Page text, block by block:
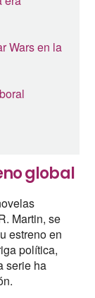
Wars en la
global
Martin, se
estreno en
política,
serie ha